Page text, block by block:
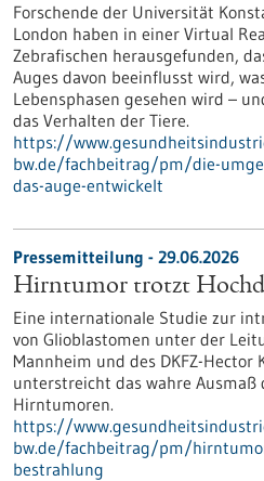
Forschende der Universität
London haben in einer Virtual
Zebrafischen herausgefunden,
Auges davon beeinflusst wird,
Lebensphasen gesehen wird –
das Verhalten der Tiere.
https://
bw.de/fachbeitrag/pm/die-
das-auge-entwickelt
Pressemitteilung - 29.06.2026
Hirntumor trotzt
Eine internationale Studie zur
von Glioblastomen unter der
Mannheim und des DKFZ-
unterstreicht das wahre
Hirntumoren.
https://
bw.de/fachbeitrag/pm/
bestrahlung